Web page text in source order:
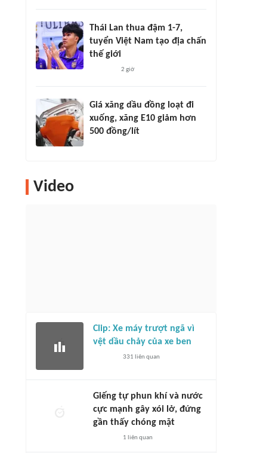
Thái Lan thua đậm 1-7,
tuyển Việt Nam tạo địa chấn
thế giới
2 giờ
Giá xăng dầu đồng loạt đi
xuống, xăng E10 giảm hơn
500 đồng/lít
Video
Clip: Xe máy trượt ngã vì
vệt dầu chảy của xe ben
331 liên quan
Giếng tự phun khí và nước
cực mạnh gây xói lở, đứng
gần thấy chóng mặt
1 liên quan